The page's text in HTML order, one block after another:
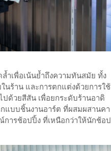
ำเพื่อเน้นย้ำถึงความทันสมัย ทั้ง
นร้าน และการตกแต่งด้วยการใช้
ด้วยสีสัน เพื่อยกระดับร้านอาดิ
แบบชิ้นงานอาร์ต ที่ผสมผสานคา
การช้อปปิ้ง ที่เหนือกว่าให้นักช้อป